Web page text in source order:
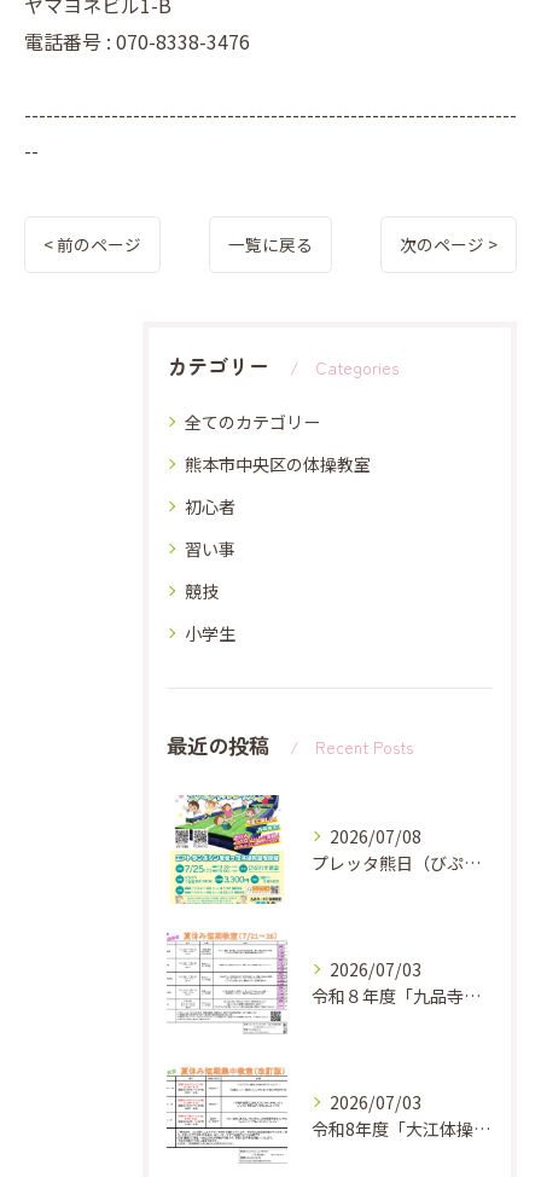
電話番号 : 070-8338-3476
--------------------------------------------------------------------
--
< 前のページ 一覧に戻る 次のページ >
カテゴリー Categories
全てのカテゴリー
熊本市中央区の体操教室
初心者
習い事
競技
小学生
最近の投稿 Recent Posts
2026/07/08
プレッタ熊日（びぷれす教室）
2026/07/03
令和８年度「九品寺体操教室 夏休み短期教教室」のお知らせ✨
2026/07/03
令和8年度「大江体操教室 夏休み短期教教室」のお知らせ✨